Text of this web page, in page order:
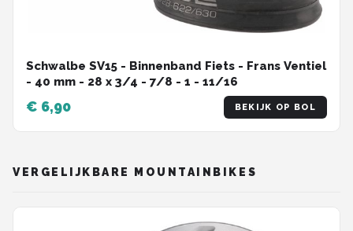
Schwalbe SV15 - Binnenband Fiets - Frans Ventiel
- 40 mm - 28 x 3/4 - 7/8 - 1 - 11/16
€ 6,90 BEKIJK OP BOL
VERGELIJKBARE MOUNTAINBIKES